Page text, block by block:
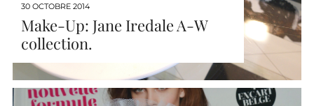
30 OCTOBRE 2014
Make-Up: Jane Iredale A-W
collection.